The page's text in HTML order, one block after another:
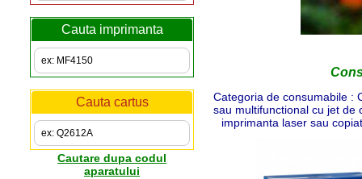
Cauta imprimanta
Cauta cartus
Cautare dupa codul
aparatului
Categoria de consumabile :
sau multifunctional cu jet de
imprimanta laser sau